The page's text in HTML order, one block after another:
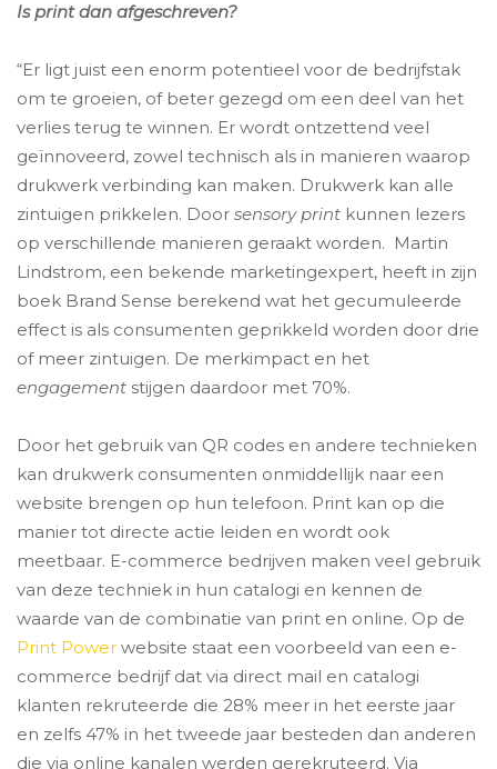
Is print dan afgeschreven?
“Er ligt juist een enorm potentieel voor de bedrijfstak
om te groeien, of beter gezegd om een deel van het
verlies terug te winnen. Er wordt ontzettend veel
geïnnoveerd, zowel technisch als in manieren waarop
drukwerk verbinding kan maken. Drukwerk kan alle
zintuigen prikkelen. Door sensory print kunnen lezers
op verschillende manieren geraakt worden. Martin
Lindstrom, een bekende marketingexpert, heeft in zijn
boek Brand Sense berekend wat het gecumuleerde
effect is als consumenten geprikkeld worden door drie
of meer zintuigen. De merkimpact en het
engagement stijgen daardoor met 70%.
Door het gebruik van QR codes en andere technieken
kan drukwerk consumenten onmiddellijk naar een
website brengen op hun telefoon. Print kan op die
manier tot directe actie leiden en wordt ook
meetbaar. E-commerce bedrijven maken veel gebruik
van deze techniek in hun catalogi en kennen de
waarde van de combinatie van print en online. Op de
Print Power website staat een voorbeeld van een e-
commerce bedrijf dat via direct mail en catalogi
klanten rekruteerde die 28% meer in het eerste jaar
en zelfs 47% in het tweede jaar besteden dan anderen
die via online kanalen werden gerekruteerd. Via